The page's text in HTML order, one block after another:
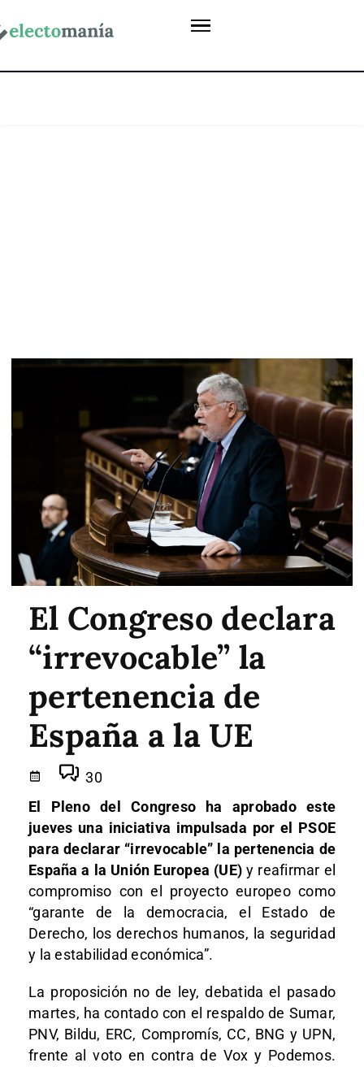
El Congreso declara
“irrevocable” la
pertenencia de
España a la UE
30
El Pleno del Congreso ha aprobado este
jueves una iniciativa impulsada por el PSOE
para declarar “irrevocable” la pertenencia de
España a la Unión Europea (UE) y reafirmar el
compromiso con el proyecto europeo como
“garante de la democracia, el Estado de
Derecho, los derechos humanos, la seguridad
y la estabilidad económica”.
La proposición no de ley, debatida el pasado
martes, ha contado con el respaldo de Sumar,
PNV, Bildu, ERC, Compromís, CC, BNG y UPN,
frente al voto en contra de Vox y Podemos.